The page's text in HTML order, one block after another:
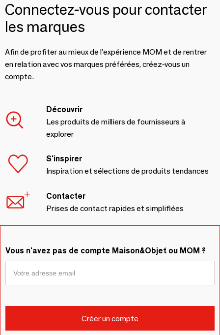
Connectez-vous pour contacter
les marques
Afin de profiter au mieux de l'expérience MOM et de rentrer
en relation avec vos marques préférées, créez-vous un
compte.
Découvrir
Les produits de milliers de fournisseurs à
explorer
S'inspirer
Inspiration et sélections de produits tendances
Contacter
Prises de contact rapides et simplifiées
Vous n'avez pas de compte Maison&Objet ou MOM ?